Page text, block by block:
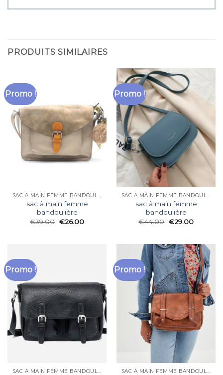
PRODUITS SIMILAIRES
Promo !
SAC À MAIN FEMME BANDOULIÈRE
sac à main femme
bandoulière
€39.00 €26.00
Promo !
SAC À MAIN FEMME BANDOULIÈRE
sac à main femme
bandoulière
€44.00 €29.00
Promo !
SAC À MAIN FEMME BANDOULIÈRE
Promo !
SAC À MAIN FEMME BANDOULIÈRE